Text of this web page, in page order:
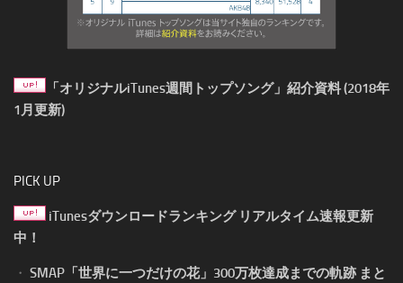
「オリジナルiTunes週間トップソング」紹介資料 (2018年
1月更新)
PICK UP
iTunesダウンロードランキング リアルタイム速報更新
中！
・ SMAP「世界に一つだけの花」300万枚達成までの軌跡 まと